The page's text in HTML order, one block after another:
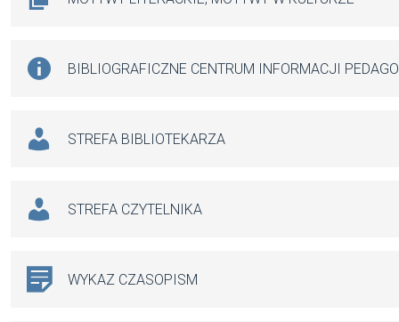
BIBLIOGRAFICZNE CENTRUM INFORMACJI
STREFA BIBLIOTEKARZA
STREFA CZYTELNIKA
WYKAZ CZASOPISM